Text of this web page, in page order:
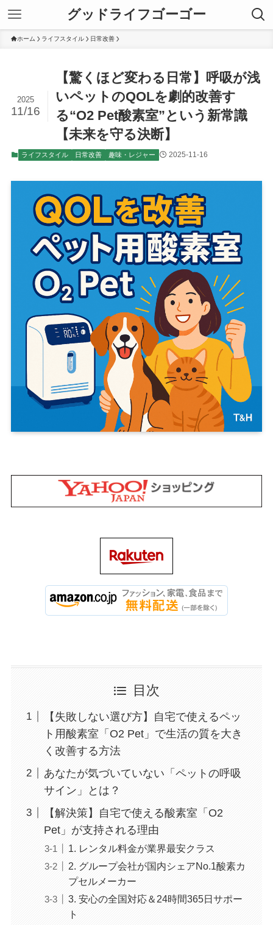
グッドライフゴーゴー
ホーム ライフスタイル 日常改善
【驚くほど変わる日常】呼吸が浅
いペットのQOLを劇的改善す
る“O2 Pet酸素室”という新常識
【未来を守る決断】
2025
11/16
ライフスタイル 日常改善 趣味・レジャー 2025-11-16
目次
【失敗しない選び方】自宅で使えるペッ
ト用酸素室「O2 Pet」で生活の質を大き
く改善する方法
あなたが気づいていない「ペットの呼吸
サイン」とは？
【解決策】自宅で使える酸素室「O2
Pet」が支持される理由
1. レンタル料金が業界最安クラス
2. グループ会社が国内シェアNo.1酸素カ
プセルメーカー
3. 安心の全国対応＆24時間365日サポー
ト